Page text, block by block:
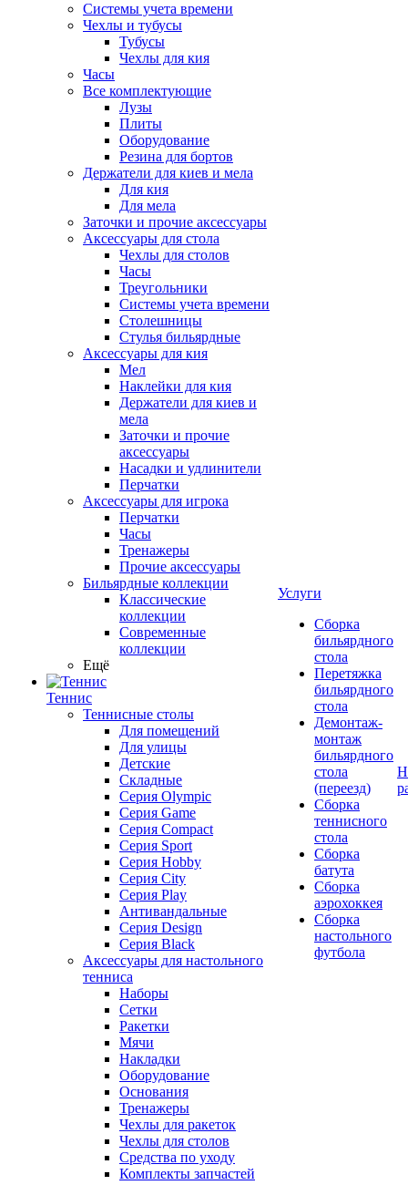
Системы учета времени
Чехлы и тубусы
Тубусы
Чехлы для кия
Часы
Все комплектующие
Лузы
Плиты
Оборудование
Резина для бортов
Держатели для киев и мела
Для кия
Для мела
Заточки и прочие аксессуары
Аксессуары для стола
Чехлы для столов
Часы
Треугольники
Системы учета времени
Столешницы
Стулья бильярдные
Аксессуары для кия
Мел
Наклейки для кия
Держатели для киев и
мела
Заточки и прочие
аксессуары
Насадки и удлинители
Перчатки
Аксессуары для игрока
Перчатки
Часы
Тренажеры
Прочие аксессуары
Бильярдные коллекции
Классические
коллекции
Современные
коллекции
Ещё
Теннис
Теннисные столы
Для помещений
Для улицы
Детские
Складные
Серия Olympic
Серия Game
Серия Compact
Серия Sport
Серия Hobby
Серия City
Серия Play
Антивандальные
Серия Design
Серия Black
Аксессуары для настольного
тенниса
Наборы
Сетки
Ракетки
Мячи
Накладки
Оборудование
Основания
Тренажеры
Чехлы для ракеток
Чехлы для столов
Средства по уходу
Комплекты запчастей
Услуги
Сборка
бильярдного
стола
Перетяжка
бильярдного
стола
Демонтаж-
монтаж
бильярдного
стола
(переезд)
Сборка
теннисного
стола
Сборка
батута
Сборка
аэрохоккея
Сборка
настольного
футбола